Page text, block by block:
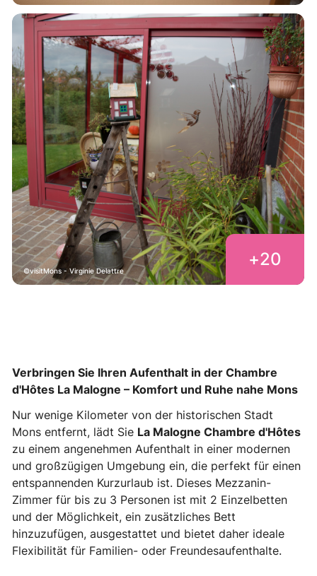
visitMons - Virginie Delattre
+20
Verbringen Sie Ihren Aufenthalt in der Chambre
d'Hôtes La Malogne – Komfort und Ruhe nahe Mons
Nur wenige Kilometer von der historischen Stadt
Mons entfernt, lädt Sie La Malogne Chambre d'Hôtes
zu einem angenehmen Aufenthalt in einer modernen
und großzügigen Umgebung ein, die perfekt für einen
entspannenden Kurzurlaub ist. Dieses Mezzanin-
Zimmer für bis zu 3 Personen ist mit 2 Einzelbetten
und der Möglichkeit, ein zusätzliches Bett
hinzuzufügen, ausgestattet und bietet daher ideale
Flexibilität für Familien- oder Freundesaufenthalte.